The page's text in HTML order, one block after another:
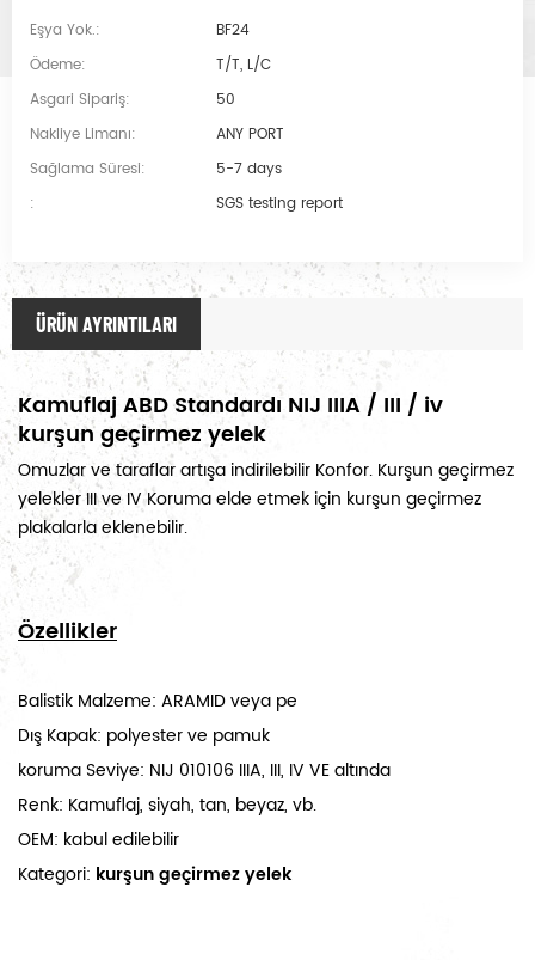
Eşya Yok.:
BF24
Ödeme:
T/T, L/C
Asgari Sipariş:
50
Nakliye Limanı:
ANY PORT
Sağlama Süresi:
5-7 days
:
SGS testing report
ÜRÜN AYRINTILARI
Kamuflaj ABD Standardı NIJ IIIA / III / iv
kurşun geçirmez yelek
Omuzlar ve taraflar artışa indirilebilir Konfor. Kurşun geçirmez
yelekler III ve IV Koruma elde etmek için kurşun geçirmez
plakalarla eklenebilir.
Özellikler
Balistik Malzeme: ARAMID veya pe
Dış Kapak: polyester ve pamuk
koruma Seviye: NIJ 010106 IIIA, III, IV VE altında
Renk: Kamuflaj, siyah, tan, beyaz, vb.
OEM: kabul edilebilir
Kategori: kurşun geçirmez yelek